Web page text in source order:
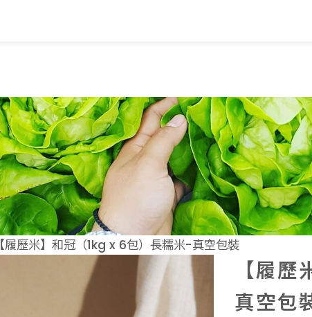
農企業
小農
農會
美味食譜
【履歷米】和冠（1kg x 6包）長糯米-真空包裝
【履
真空包